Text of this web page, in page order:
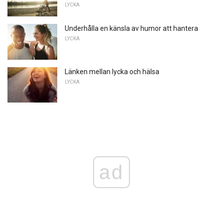
LYCKA
Underhålla en känsla av humor att hantera
LYCKA
Länken mellan lycka och hälsa
LYCKA
ad